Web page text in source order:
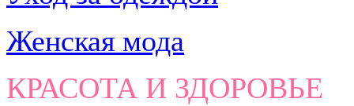
Женская мода
КРАСОТА И ЗДОРОВЬЕ